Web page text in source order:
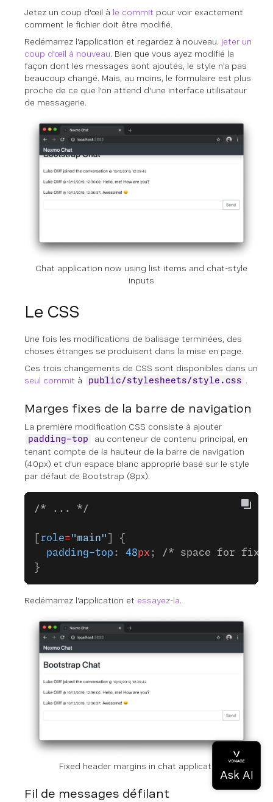
Jetez un coup d'œil à le commit pour voir exactement
comment le fichier doit être modifié.
Redémarrez l'application et regardez à nouveau. jeter un
coup d'œil à nouveau. Bien que vous ayez modifié la
façon dont les messages sont ajoutés, le style n'a pas
beaucoup changé. Mais, au moins, le formulaire est plus
proche de ce que l'on attend d'une interface utilisateur
de messagerie.
Chat application now using list items and chat-style
inputs
Le CSS
Une fois les modifications de balisage terminées, des
choses étranges se produisent dans la mise en page.
Ces trois changements de CSS sont disponibles dans un
seul commit à public/stylesheets/style.css .
Marges fixes de la barre de navigation
La première modification CSS consiste à ajouter
padding-top
au conteneur de contenu principal, en
tenant compte de la hauteur de la barre de navigation
(40px) et d'un espace blanc approprié basé sur le style
par défaut de Bootstrap (8px).
/* ... */
role="main"
] {
  padding-top
: 48px ;
/* space for fixed
}
Redémarrez l'application et essayez-la.
Fixed header margins in chat application
Fil de messages défilant